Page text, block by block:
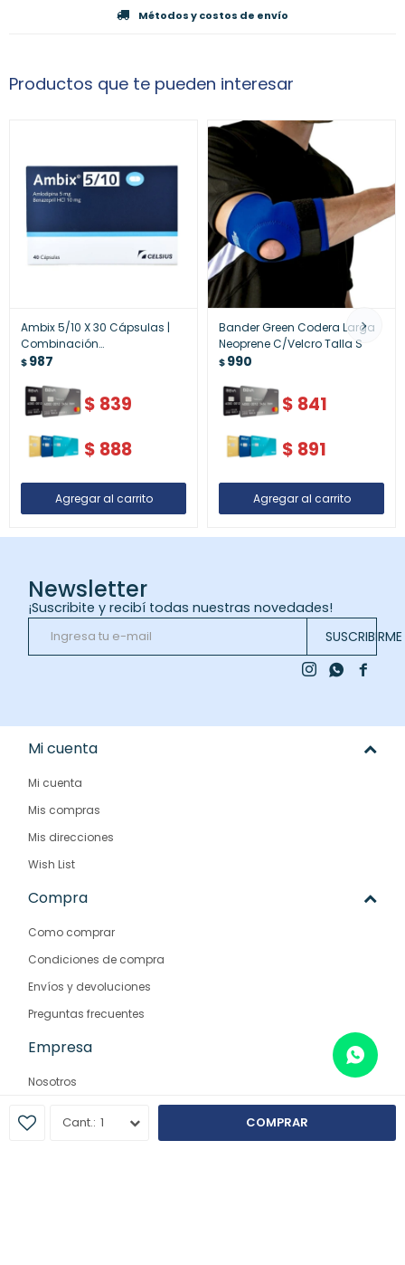
1 COMPRAR
Métodos y costos de envío
Productos que te pueden interesar
Ambix 5/10 X 30 Cápsulas |
Combinación
Antihipertensiva
$987
$ 839
$ 888
Bander Green Codera Larga
Neoprene C/Velcro Talla S
$990
$ 841
$ 891
Newsletter
¡Suscribite y recibí todas nuestras novedades!
SUSCRIBIRME

 
Mi cuenta
Mi cuenta
Mis compras
Mis direcciones
Wish List
Compra
Como comprar
Condiciones de compra
Envíos y devoluciones
Preguntas frecuentes
Empresa
Nosotros